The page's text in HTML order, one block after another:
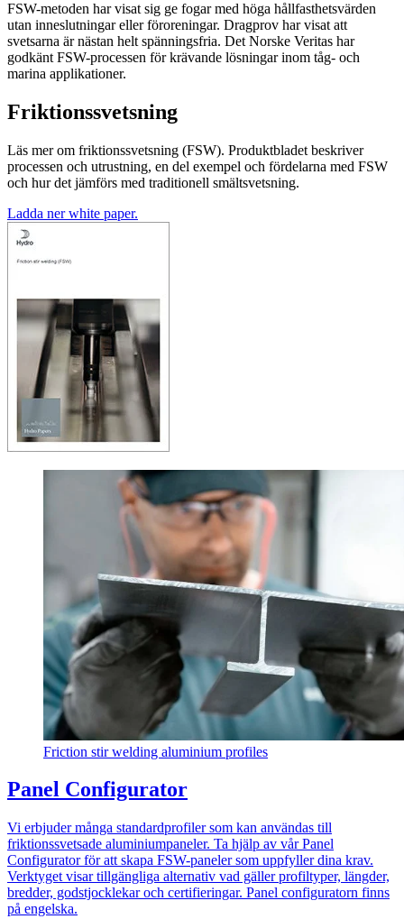
FSW-metoden har visat sig ge fogar med höga hållfasthetsvärden
utan inneslutningar eller föroreningar. Dragprov har visat att
svetsarna är nästan helt spänningsfria. Det Norske Veritas har
godkänt FSW-processen för krävande lösningar inom tåg- och
marina applikationer.
Friktionssvetsning
Läs mer om friktionssvetsning (FSW). Produktbladet beskriver
processen och utrustning, en del exempel och fördelarna med FSW
och hur det jämförs med traditionell smältsvetsning.
Ladda ner white paper.
Friction stir welding aluminium profiles
Panel Configurator
Vi erbjuder många standardprofiler som kan användas till
friktionssvetsade aluminiumpaneler. Ta hjälp av vår Panel
Configurator för att skapa FSW-paneler som uppfyller dina krav.
Verktyget visar tillgängliga alternativ vad gäller profiltyper, längder,
bredder, godstjocklekar och certifieringar. Panel configuratorn finns
på engelska.